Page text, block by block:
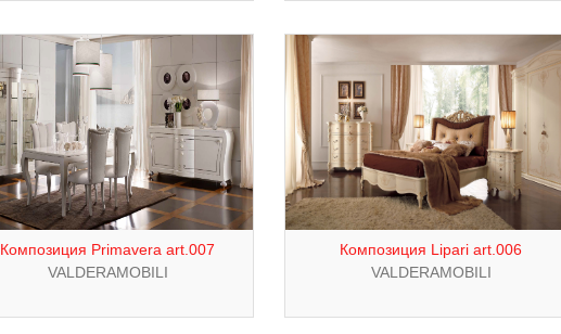
Композиция Primavera art.007
VALDERAMOBILI
Композиция Lipari art.006
VALDERAMOBILI